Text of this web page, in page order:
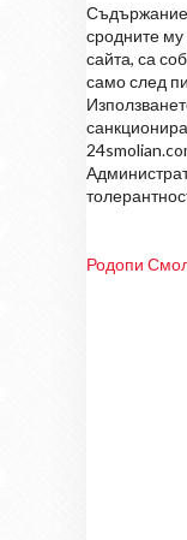
сродните му
сайта, са
само след
Родопи